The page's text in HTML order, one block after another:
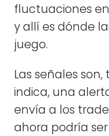
fluctuaciones
y allí es dónde
juego.
Las señales
indica, una
envía a los
ahora podría